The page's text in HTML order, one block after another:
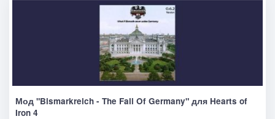
Мод "Bismarkreich - The Fall Of Germany" для Hearts of
Iron 4